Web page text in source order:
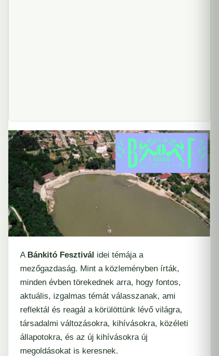
A Bánkitó Fesztivál idei témája a
mezőgazdaság. Mint a közleményben írták,
minden évben törekednek arra, hogy fontos,
aktuális, izgalmas témát válasszanak, ami
reflektál és reagál a körülöttünk lévő világra,
társadalmi változásokra, kihívásokra, közéleti
állapotokra, és az új kihívásokra új
megoldásokat is keresnek.